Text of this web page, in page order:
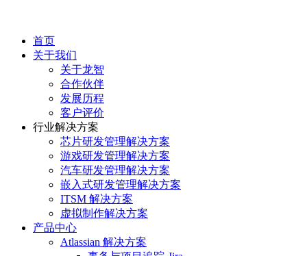
首页
关于我们
关于龙智
合作伙伴
发展历程
客户评价
行业解决方案
芯片研发管理解决方案
游戏研发管理解决方案
汽车研发管理解决方案
嵌入式研发管理解决方案
ITSM 解决方案
虚拟制作解决方案
产品中心
Atlassian 解决方案